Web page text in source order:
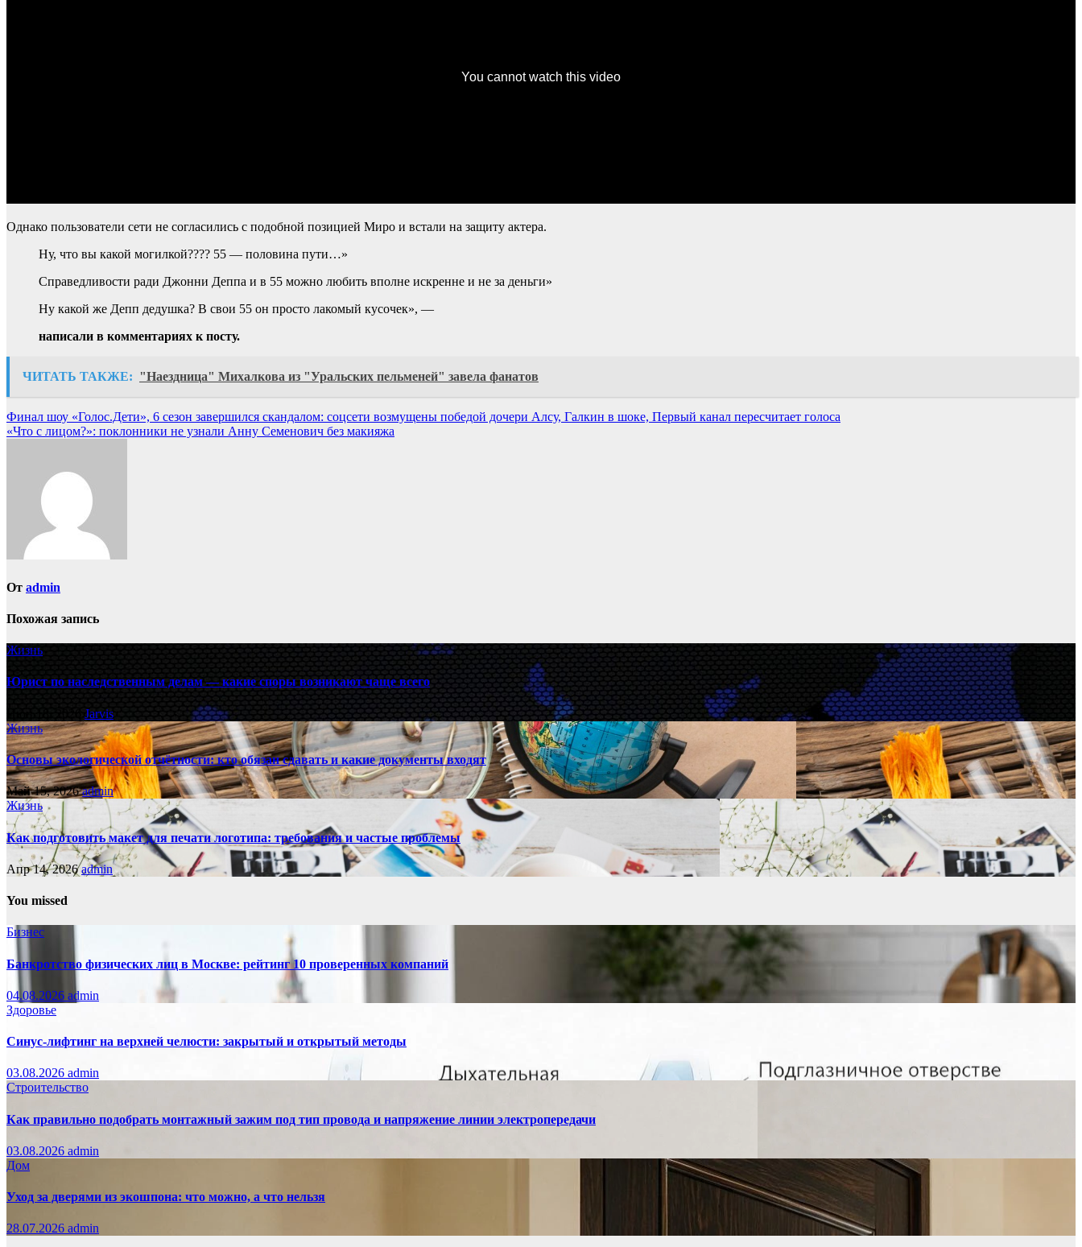
Однако пользователи сети не согласились с подобной позицией Миро и встали на защиту актера.
Ну, что вы какой могилкой???? 55 — половина пути…»
Справедливости ради Джонни Деппа и в 55 можно любить вполне искренне и не за деньги»
Ну какой же Депп дедушка? В свои 55 он просто лакомый кусочек», —
написали в комментариях к посту.
ЧИТАТЬ ТАКЖЕ: "Наездница" Михалкова из "Уральских пельменей" завела фанатов
Навигация
по
Финал шоу «Голос.Дети», 6 сезон завершился скандалом: соцсети возмущены победой дочери Алсу, Галкин в шоке, Первый канал пересчитает голоса
«Что с лицом?»: поклонники не узнали Анну Семенович без макияжа
От admin
Похожая запись
Жизнь
Юрист по наследственным делам — какие споры возникают чаще всего
Jarvis
Жизнь
Основы экологической отчётности: кто обязан сдавать и какие документы входят
Май 15, 2026admin
Жизнь
Как подготовить макет для печати логотипа: требования и частые проблемы
Апр 14, 2026admin
You missed
Бизнес
Банкротство физических лиц в Москве: рейтинг 10 проверенных компаний
04.08.2026 admin
Здоровье
Синус-лифтинг на верхней челюсти: закрытый и открытый методы
03.08.2026 admin
Строительство
Как правильно подобрать монтажный зажим под тип провода и напряжение линии электропередачи
03.08.2026 admin
Дом
Уход за дверями из экошпона: что можно, а что нельзя
28.07.2026 admin